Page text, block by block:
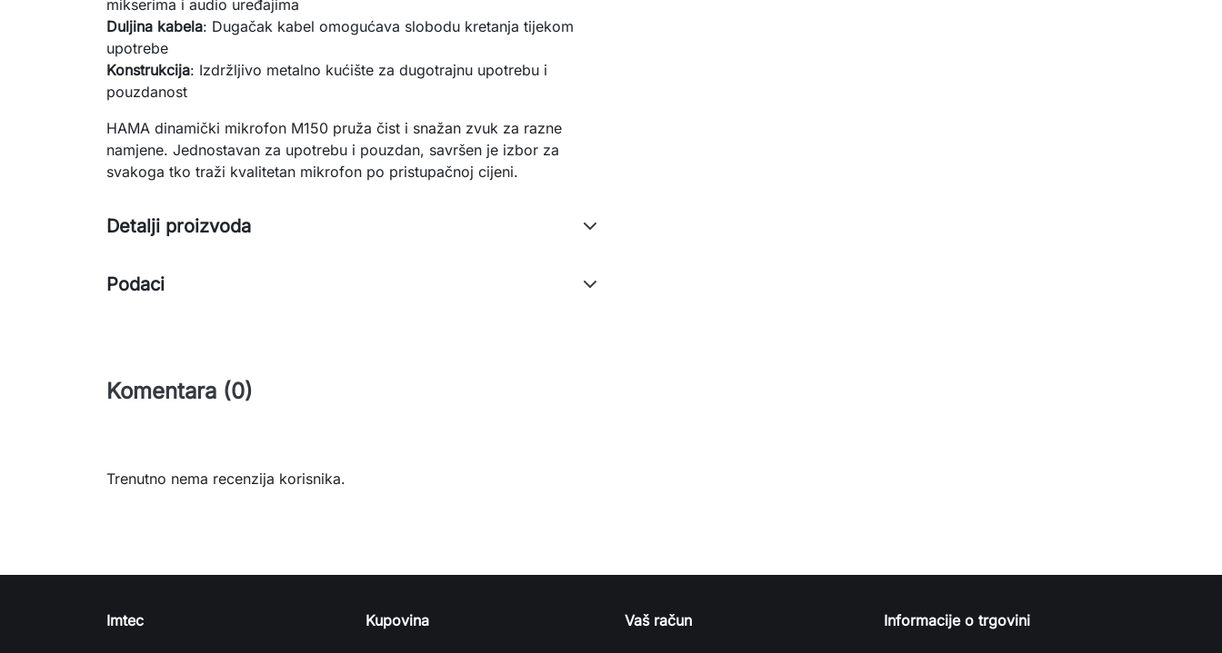
mikserima i audio uređajima
Duljina kabela: Dugačak kabel omogućava slobodu kretanja tijekom
upotrebe
Konstrukcija: Izdržljivo metalno kućište za dugotrajnu upotrebu i
pouzdanost
HAMA dinamički mikrofon M150 pruža čist i snažan zvuk za razne
namjene. Jednostavan za upotrebu i pouzdan, savršen je izbor za
svakoga tko traži kvalitetan mikrofon po pristupačnoj cijeni.
Detalji proizvoda
Podaci
Komentara (0)
Trenutno nema recenzija korisnika.
Imtec Kupovina Vaš račun Informacije o trgovini